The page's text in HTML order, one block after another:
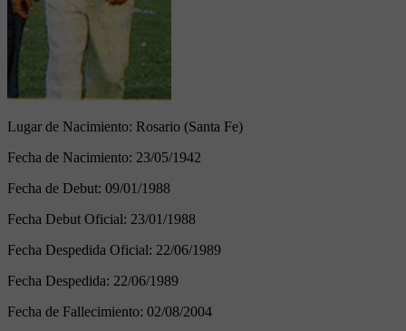
Lugar de Nacimiento: Rosario (Santa Fe)
Fecha de Nacimiento: 23/05/1942
Fecha de Debut: 09/01/1988
Fecha Debut Oficial: 23/01/1988
Fecha Despedida Oficial: 22/06/1989
Fecha Despedida: 22/06/1989
Fecha de Fallecimiento: 02/08/2004